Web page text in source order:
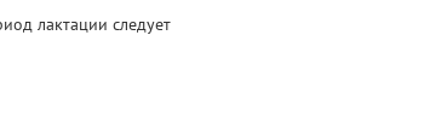
лактации следует